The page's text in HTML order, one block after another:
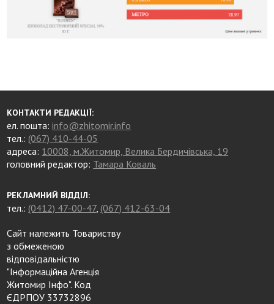
КОНТАКТИ РЕДАКЦІЇ:
ел. пошта:info@zhitomir.info
тел.: (067) 410-44-05
адреса: 10008, м.Житомир, Велика Бердичівська, 19
головний редактор: Тамара Коваль
РЕКЛАМНИЙ ВІДДІЛ:
тел.: (0412) 47-00-47, (067) 412-63-04
Сайт належить Товариству
з обмеженою
відповідальністю
"Інформаційна Агенція
Житомир Інфо". Код
ЄДРПОУ 33732896